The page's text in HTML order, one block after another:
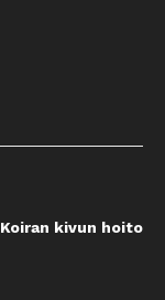
kivun hoito